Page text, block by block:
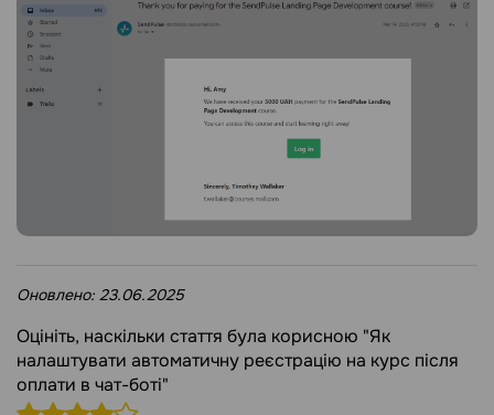
Оновлено: 23.06.2025
Оцініть, наскільки стаття була корисною "Як
налаштувати автоматичну реєстрацію на курс після
оплати в чат-боті"